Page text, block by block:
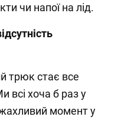
чи напої на лід.
трюк стає все
всі хоча б раз у
момент у